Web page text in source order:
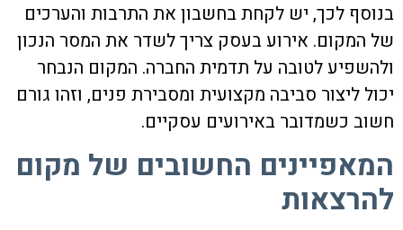
בנוסף לכך, יש לקחת בחשבון את התרבות והערכים
של המקום. אירוע בעסק צריך לשדר את המסר הנכון
ולהשפיע לטובה על תדמית החברה. המקום הנבחר
יכול ליצור סביבה מקצועית ומסבירת פנים, וזהו גורם
חשוב כשמדובר באירועים עסקיים.
המאפיינים החשובים של מקום
להרצאות